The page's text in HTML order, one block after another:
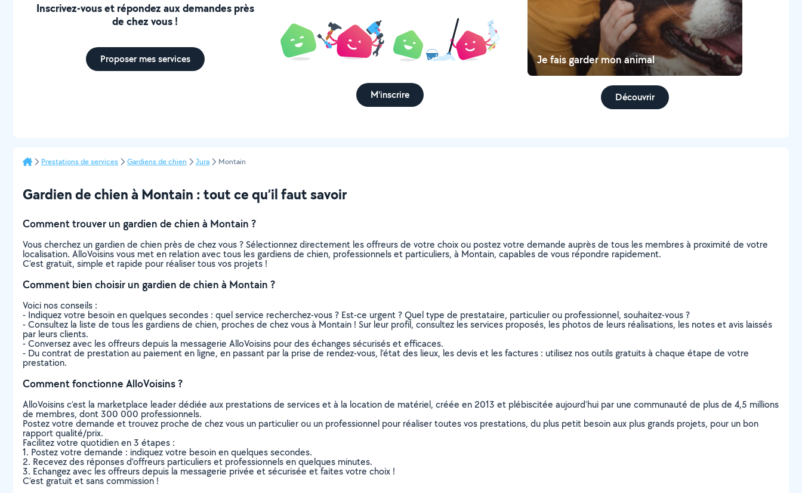
Inscrivez-vous et répondez aux demandes près
de chez vous !
Proposer mes services
M'inscrire
Je fais garder mon animal
Découvrir
Prestations de services Gardiens de chien Jura Montain
Gardien de chien à Montain : tout ce qu’il faut savoir
Comment trouver un gardien de chien à Montain ?
Vous cherchez un gardien de chien près de chez vous ? Sélectionnez directement les offreurs de votre choix ou postez votre demande auprès de tous les membres à proximité de votre
localisation. AlloVoisins vous met en relation avec tous les gardiens de chien, professionnels et particuliers, à Montain, capables de vous répondre rapidement.
C’est gratuit, simple et rapide pour réaliser tous vos projets !
Comment bien choisir un gardien de chien à Montain ?
Voici nos conseils :
- Indiquez votre besoin en quelques secondes : quel service recherchez-vous ? Est-ce urgent ? Quel type de prestataire, particulier ou professionnel, souhaitez-vous ?
- Consultez la liste de tous les gardiens de chien, proches de chez vous à Montain ! Sur leur profil, consultez les services proposés, les photos de leurs réalisations, les notes et avis laissés
par leurs clients.
- Conversez avec les offreurs depuis la messagerie AlloVoisins pour des échanges sécurisés et efficaces.
- Du contrat de prestation au paiement en ligne, en passant par la prise de rendez-vous, l’état des lieux, les devis et les factures : utilisez nos outils gratuits à chaque étape de votre
prestation.
Comment fonctionne AlloVoisins ?
AlloVoisins c’est la marketplace leader dédiée aux prestations de services et à la location de matériel, créée en 2013 et plébiscitée aujourd’hui par une communauté de plus de 4,5 millions
de membres, dont 300 000 professionnels.
Postez votre demande et trouvez proche de chez vous un particulier ou un professionnel pour réaliser toutes vos prestations, du plus petit besoin aux plus grands projets, pour un bon
rapport qualité/prix.
Facilitez votre quotidien en 3 étapes :
1. Postez votre demande : indiquez votre besoin en quelques secondes.
2. Recevez des réponses d’offreurs particuliers et professionnels en quelques minutes.
3. Echangez avec les offreurs depuis la messagerie privée et sécurisée et faites votre choix !
C’est gratuit et sans commission !